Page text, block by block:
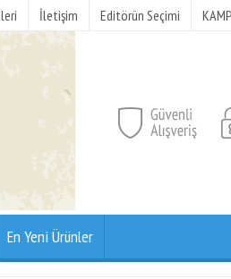
İletişim Editörün Seçimi
En Yeni Ürünler